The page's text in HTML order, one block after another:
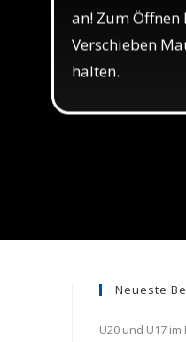
Neueste
U20 und U17